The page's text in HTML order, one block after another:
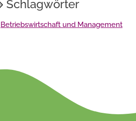
Schlagwörter
Betriebswirtschaft und Management